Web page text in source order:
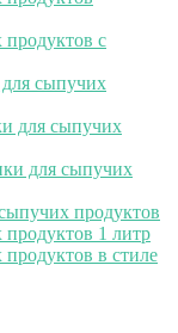
с
сыпучих
для сыпучих
для сыпучих
продуктов
1 литр
в стиле